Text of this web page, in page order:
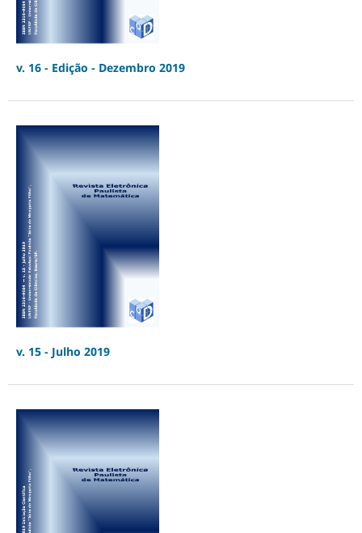
v. 16 - Edição - Dezembro 2019
v. 15 - Julho 2019